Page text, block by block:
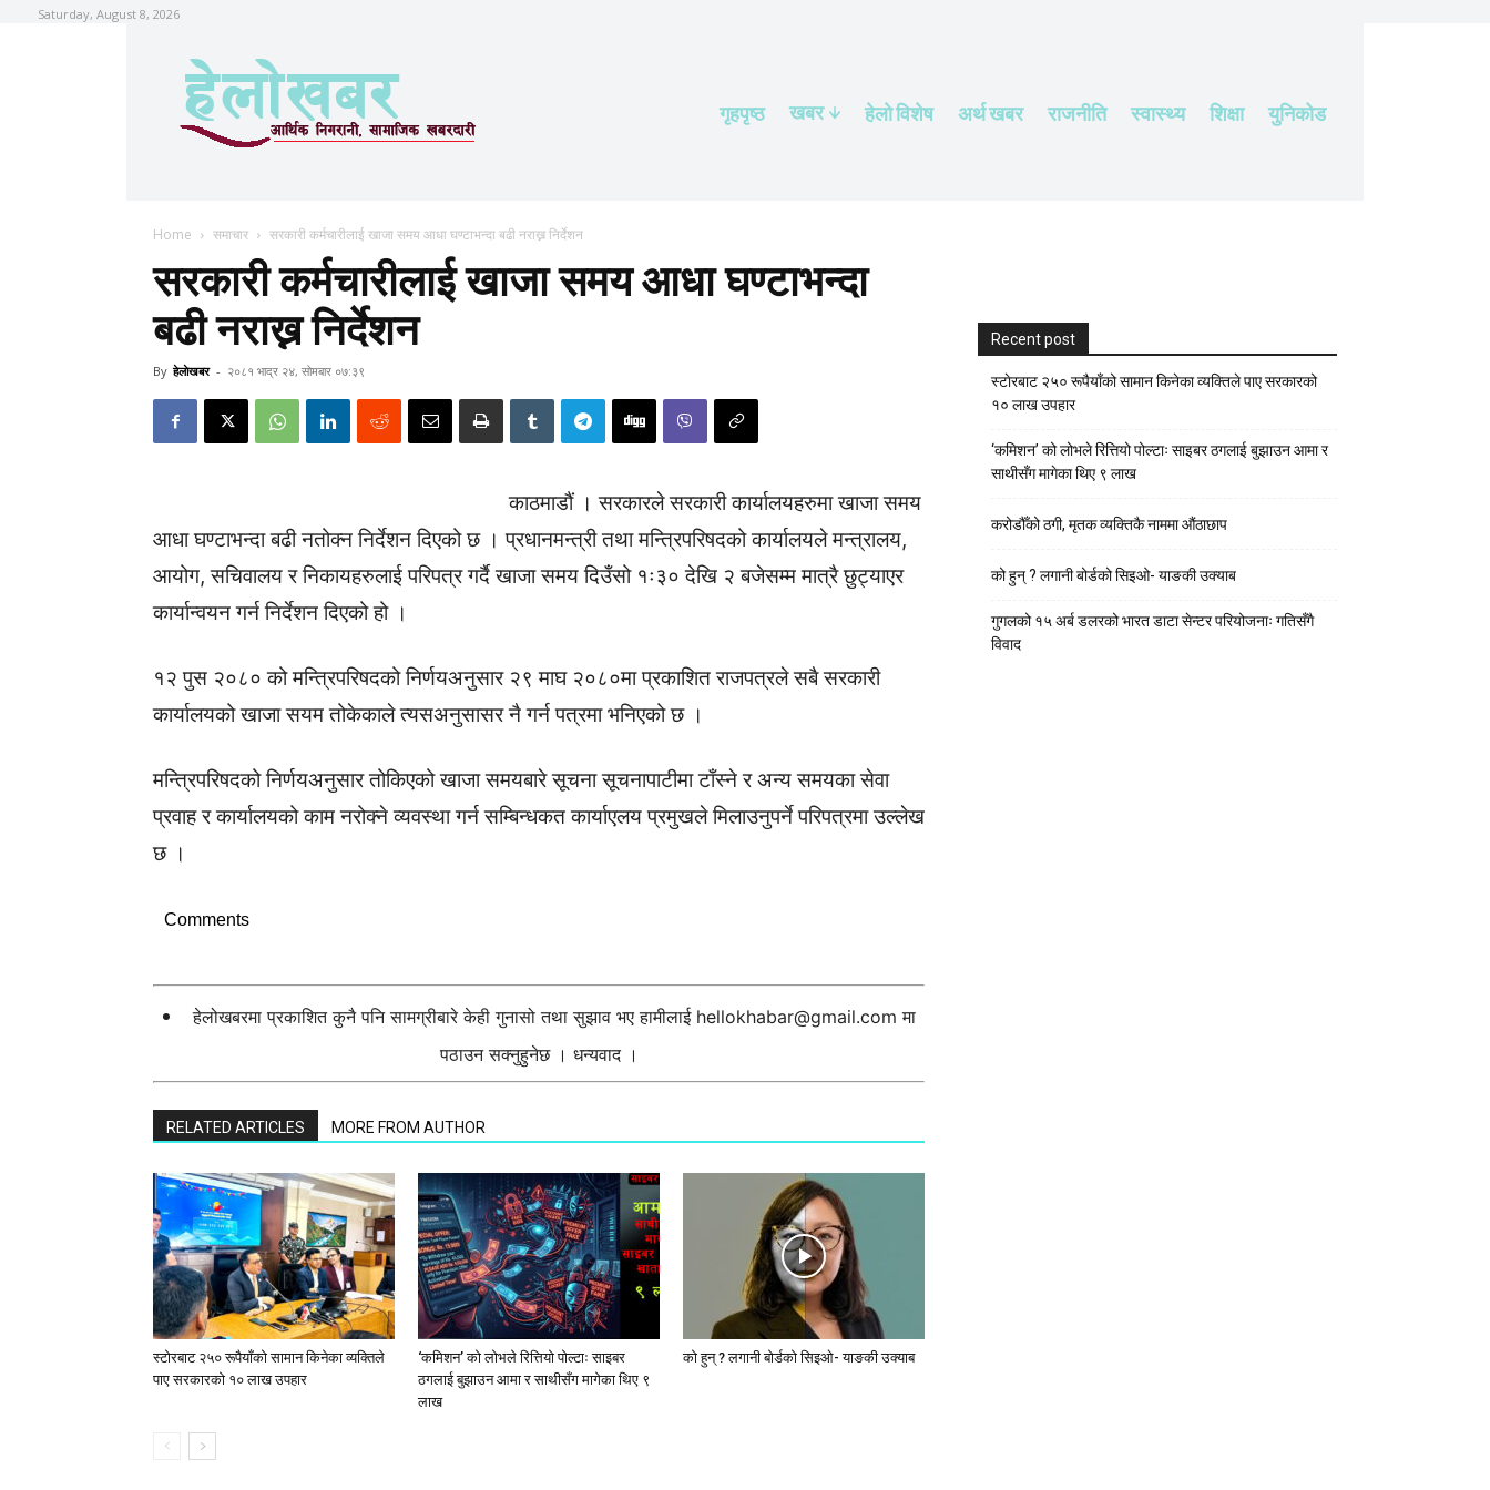
Saturday, August 8, 2026
गृहपृष्ठ खबर हेलाे विशेष अर्थ खबर राजनीति स्वास्थ्य शिक्षा युनिकोड
Home समाचार सरकारी कर्मचारीलाई खाजा समय आधा घण्टाभन्दा बढी नराख्न निर्देशन
सरकारी कर्मचारीलाई खाजा समय आधा घण्टाभन्दा
बढी नराख्न निर्देशन
By हेलाेखबर - २०८१ भाद्र २४, सोमबार ०७:३९
काठमाडौं । सरकारले सरकारी कार्यालयहरुमा खाजा समय
आधा घण्टाभन्दा बढी नतोक्न निर्देशन दिएको छ । प्रधानमन्त्री तथा मन्त्रिपरिषदको कार्यालयले मन्त्रालय,
आयोग, सचिवालय र निकायहरुलाई परिपत्र गर्दै खाजा समय दिउँसो १ः३० देखि २ बजेसम्म मात्रै छुट्याएर
कार्यान्वयन गर्न निर्देशन दिएको हो ।
१२ पुस २०८० को मन्त्रिपरिषदको निर्णयअनुसार २९ माघ २०८०मा प्रकाशित राजपत्रले सबै सरकारी
कार्यालयको खाजा सयम तोकेकाले त्यसअनुसासर नै गर्न पत्रमा भनिएको छ ।
मन्त्रिपरिषदको निर्णयअनुसार तोकिएको खाजा समयबारे सूचना सूचनापाटीमा टाँस्ने र अन्य समयका सेवा
प्रवाह र कार्यालयको काम नरोक्ने व्यवस्था गर्न सम्बिन्धकत कार्याएलय प्रमुखले मिलाउनुपर्ने परिपत्रमा उल्लेख
छ ।
Comments
हेलोखबरमा प्रकाशित कुनै पनि सामग्रीबारे केही गुनासो तथा सुझाव भए हामीलाई hellokhabar@gmail.com मा
पठाउन सक्नुहुनेछ । धन्यवाद ।
RELATED ARTICLES MORE FROM AUTHOR
स्टाेरबाट २५० रूपैयाँको सामान किनेका व्यक्तिले
पाए सरकारको १० लाख उपहार
‘कमिशन’ को लोभले रित्तियो पोल्टाः साइबर
ठगलाई बुझाउन आमा र साथीसँग मागेका थिए ९
लाख
को हुन् ? लगानी बोर्डको सिइओ- याङकी उक्याब
Recent post
स्टाेरबाट २५० रूपैयाँको सामान किनेका व्यक्तिले पाए सरकारको
१० लाख उपहार
‘कमिशन’ को लोभले रित्तियो पोल्टाः साइबर ठगलाई बुझाउन आमा र
साथीसँग मागेका थिए ९ लाख
करोडौँको ठगी, मृतक व्यक्तिकै नाममा औंठाछाप
को हुन् ? लगानी बोर्डको सिइओ- याङकी उक्याब
गुगलको १५ अर्ब डलरको भारत डाटा सेन्टर परियोजनाः गतिसँगै
विवाद